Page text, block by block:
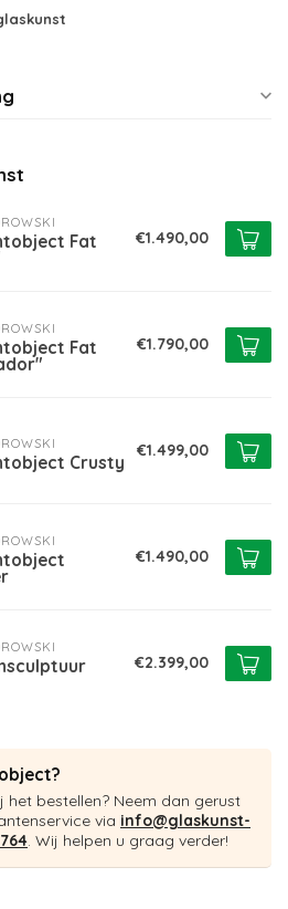
Fat €1.490,00
Fat €1.790,00
Crusty
€1.499,00
€1.490,00
€2.399,00
bestellen? Neem dan gerust
via info@glaskunst-
. Wij helpen u graag verder!